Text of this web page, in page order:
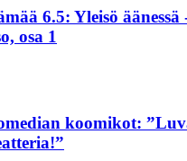
6.5: Yleisö äänessä
osa 1
koomikot: